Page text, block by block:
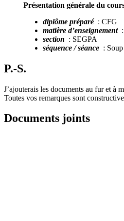
Présentation générale du
diplôme préparé : CFG
matière d’enseignement
section : SEGPA
séquence / séance :
P.-S.
J’ajouterais les documents au fur et à
Toutes vos remarques sont
Documents joints